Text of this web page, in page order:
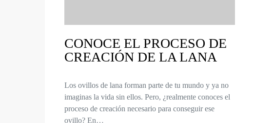
CONOCE EL PROCESO DE
CREACIÓN DE LA LANA
Los ovillos de lana forman parte de tu mundo y ya no
imaginas la vida sin ellos. Pero, ¿realmente conoces el
proceso de creación necesario para conseguir ese
ovillo? En…